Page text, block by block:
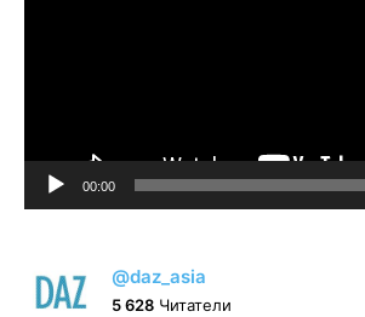
00:00
@daz_asia
5 628 Читатели